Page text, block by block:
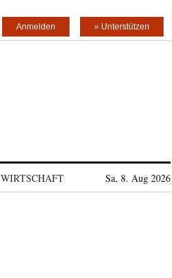
» Unterstützen
Anmelden
WIRTSCHAFT Sa, 8. Aug 2026